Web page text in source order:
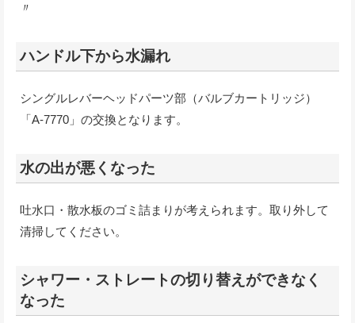
〃
ハンドル下から水漏れ
シングルレバーヘッドパーツ部（バルブカートリッジ）
「A-7770」の交換となります。
水の出が悪くなった
吐水口・散水板のゴミ詰まりが考えられます。取り外して
清掃してください。
シャワー・ストレートの切り替えができなく
なった